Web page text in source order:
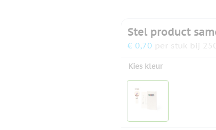
Stel product
€ 0,70 per stuk bij
Kies kleur